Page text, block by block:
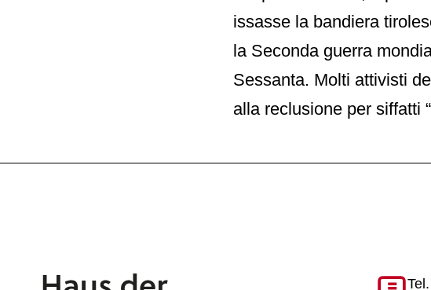
issasse la bandiera
la Seconda guerra
Sessanta. Molti attivisti
alla reclusione per siffatti